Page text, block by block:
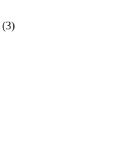
(3)